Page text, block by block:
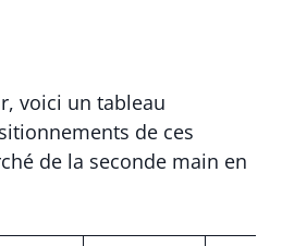
voici un tableau
de ces
de la seconde main en